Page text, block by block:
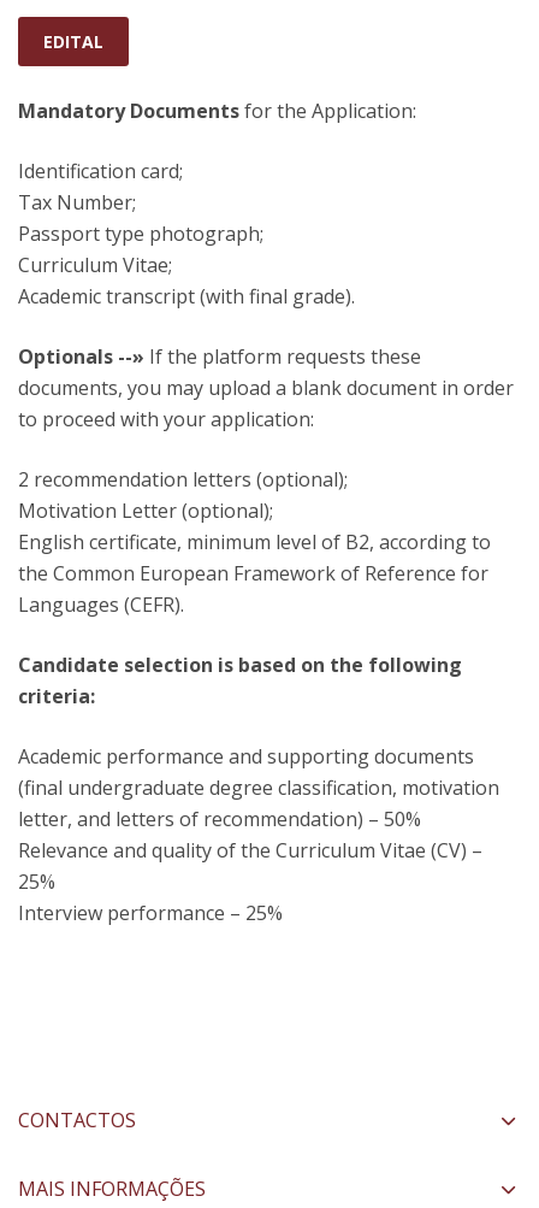
EDITAL
Mandatory Documentsfor the Application:
Identification card;
Tax Number;
Passport type photograph;
Curriculum Vitae;
Academic transcript (with final grade).
Optionals --» If the platform requests these
documents, you may upload a blank document in order
to proceed with your application:
2 recommendation letters (optional);
Motivation Letter (optional);
English certificate, minimum level of B2, according to
the Common European Framework of Reference for
Languages (CEFR).
Candidate selection is based on the following
criteria:
Academic performance and supporting documents
(final undergraduate degree classification, motivation
letter, and letters of recommendation) – 50%
Relevance and quality of the Curriculum Vitae (CV) –
25%
Interview performance – 25%
CONTACTOS
MAIS INFORMAÇÕES